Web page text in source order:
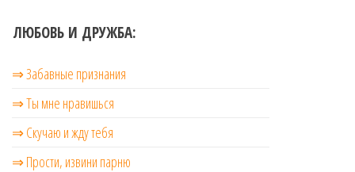
ЛЮБОВЬ И ДРУЖБА:
⇒ Забавные признания
⇒ Ты мне нравишься
⇒ Скучаю и жду тебя
⇒ Прости, извини парню